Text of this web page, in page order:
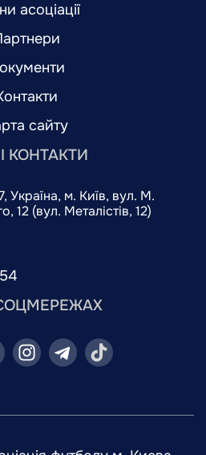
асоціації
сайту
КОНТАКТИ
Україна, м. Київ, вул. М.
12 (вул. Металістів, 12)